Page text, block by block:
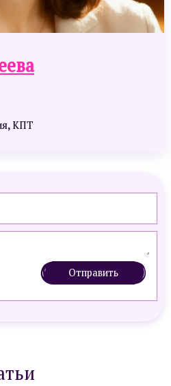
КПТ
Отправить